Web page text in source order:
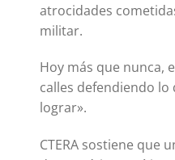
atrocidades
militar.
Hoy más que nunca,
calles defendiendo
lograr».
CTERA sostiene que